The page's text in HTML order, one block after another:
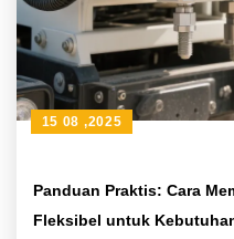
Panduan Praktis: Cara
Fleksibel untuk
15 08 ,2025